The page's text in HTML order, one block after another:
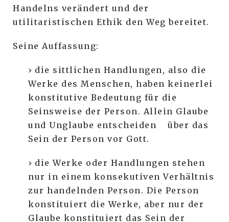
Handelns verändert und der
utilitaristischen Ethik den Weg bereitet.
Seine Auffassung:
› die sittlichen Handlungen, also die
Werke des Menschen, haben keinerlei
konstitutive Bedeutung für die
Seinsweise der Person. Allein Glaube
und Unglaube entscheiden über das
Sein der Person vor Gott.
› die Werke oder Handlungen stehen
nur in einem konsekutiven Verhältnis
zur handelnden Person. Die Person
konstituiert die Werke, aber nur der
Glaube konstituiert das Sein der